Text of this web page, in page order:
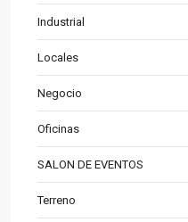
Industrial
Locales
Negocio
Oficinas
SALON DE EVENTOS
Terreno